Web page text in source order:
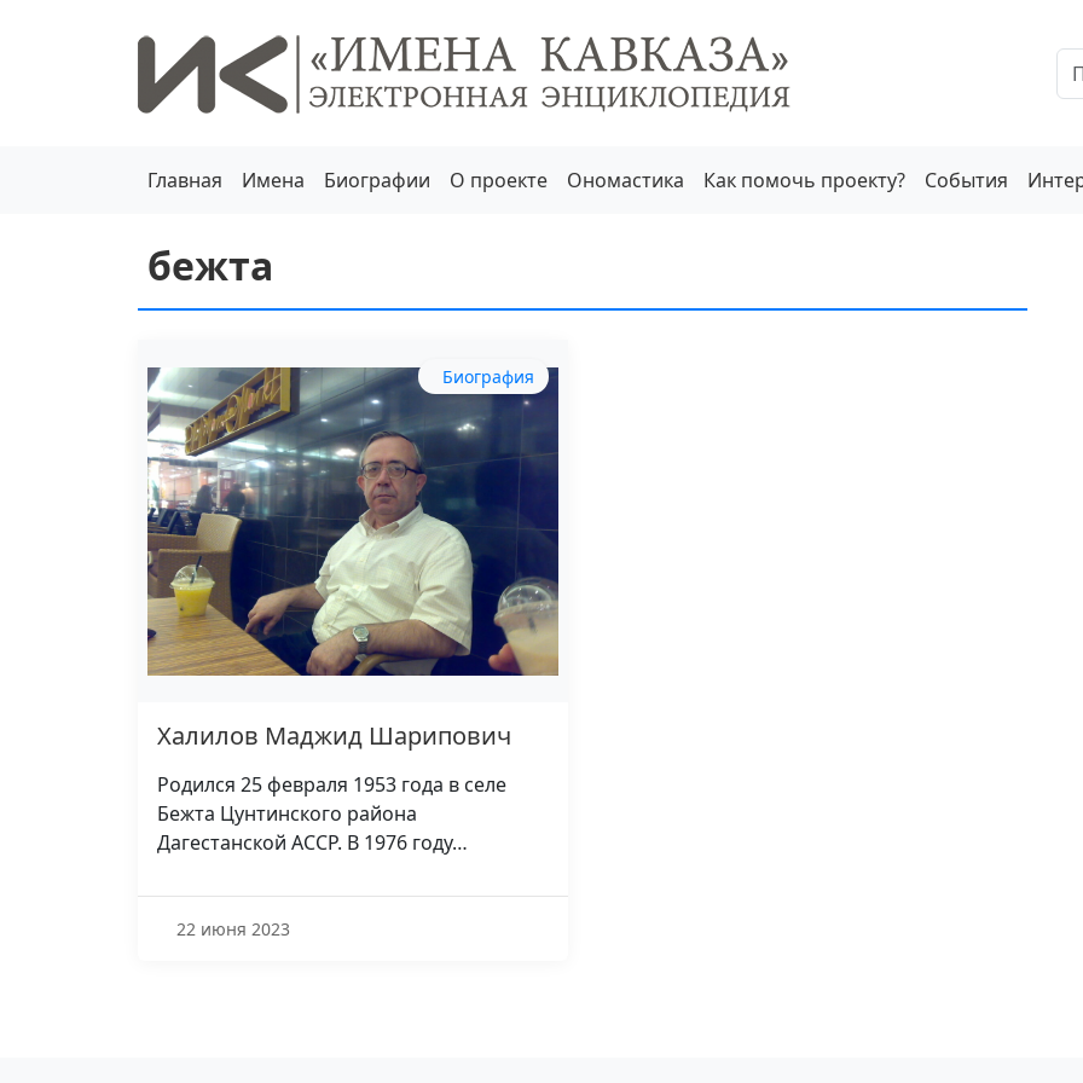
Главная Имена Биографии О проекте Ономастика Как помочь проекту? События
бежта
Биография
Халилов Маджид Шарипович
Родился 25 февраля 1953 года в селе
Бежта Цунтинского района
Дагестанской АССР. В 1976 году…
22 июня 2023